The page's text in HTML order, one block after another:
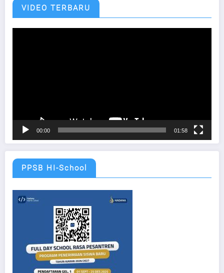
VIDEO TERBARU
00:00 01:58
PPSB HI-School